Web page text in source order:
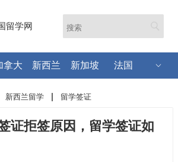
留学网
拿大 新西兰 新加坡 法国
新西兰留学 留学签证
证拒签原因，留学签证如